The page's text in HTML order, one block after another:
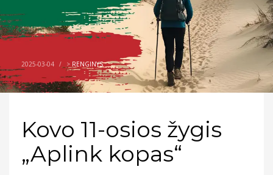
2025-03-04 / > RENGINYS
Kovo 11-osios žygis
„Aplink kopas“